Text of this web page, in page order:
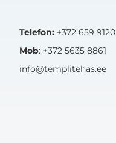
Telefon: +372 659 9120
Mob: +372 5635 8861
info@templitehas.ee